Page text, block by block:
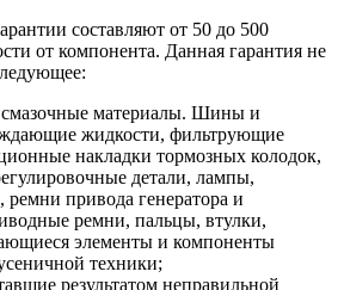
составляют от 50 до 500
от компонента. Данная гарантия не
материалы. Шины и
жидкости, фильтрующие
накладки тормозных колодок,
детали, лампы,
ремни привода генератора и
ремни, пальцы, втулки,
элементы и компоненты
техники;
результатом неправильной